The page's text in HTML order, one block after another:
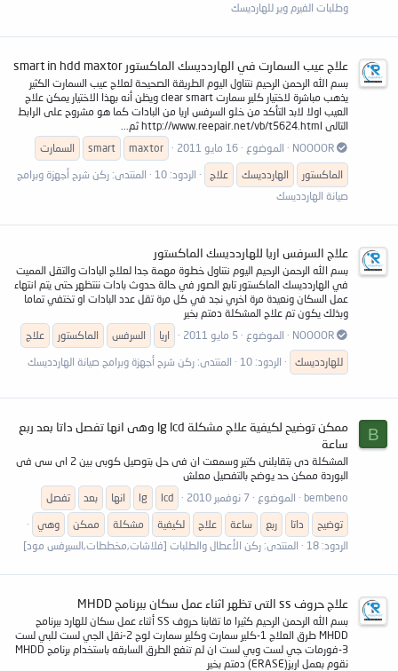
وطلبات الفيرم وير للهارديسك
علاج عيب السمارت في الهاردديسك الماكستور smart in hdd maxtor
بسم الله الرحمن الرحيم نتناول اليوم الطريقة الصحيحة لعلاج عيب السمارت الكثير
يذهب مباشرة لاختيار كلير سمارت clear smart ويظن أنه بهذا الاختيار يمكن علاج
العيب اولا لابد التأكد من خلو السرفس اريا من البادات كما هو مشروح على الرابط
التالى http://www.reepair.net/vb/t5624.html ثم...
NOOOOR
الموضوع 16 مايو 2011 maxtor
smart
السمارت
الماكستور
الهاردديسك علاج الردود: 10 المنتدى: ركن شرح أجهزة وبرامج
صيانة الهاردديسك
علاج السرفس اريا للهاردديسك الماكستور
بسم الله الرحمن الرحيم اليوم نتناول خطوة مهمة جدا لعلاج البادات والتقل المميت
في الهاردديسك الماكستور تابع الصور في حالة حدوث بادات ننتظهر حتى يتم انتهاء
عمل السكان ونعيدة مرة اخري نجد في كل مرة تقل عدد البادات او تختفي تماما
وبذلك يكون تم علاج المشكلة دمتم بخير
NOOOOR
الموضوع 5 مايو 2011 اريا السرفس الماكستور
علاج
للهاردديسك
الردود: 10 المنتدى: ركن شرح أجهزة وبرامج صيانة الهاردديسك
B
ممكن توضيح لكيفية علاج مشكلة lg lcd وهى انها تفصل داتا بعد ربع
ساعة
المشكلة دى بتقابلنى كتير وسمعت ان فى حل بتوصيل كوبى بين 2 اى سى فى
البوردة ممكن حد يوضح بالتفصيل معلش
bembeno
الموضوع 7 نوفمبر 2010 lcd
lg انها بعد
تفصل
توضيح
داتا ربع ساعة علاج لكيفية مشكلة ممكن
وهي
الردود: 18
المنتدى: ركن الأعطال والطلبات [فلاشات,مخططات,السيرفس مود]
علاج حروف ss التى تظهر اثناء عمل سكان ببرنامج MHDD
بسم الله الرحمن الرحيم كثيرا ما تقابنا حروف SS أثناء عمل سكان للهارد ببرنامج
MHDD طرق العلاج 1-كلير سمارت وكلير سمارت لوج 2-نقل الجي لست للبي لست
3-فورمات جي لست وبي لست ان لم تنفع الطرق السابقه باستخدام برنامج MHDD
نقوم بعمل اريز(ERASE) دمتم بخير